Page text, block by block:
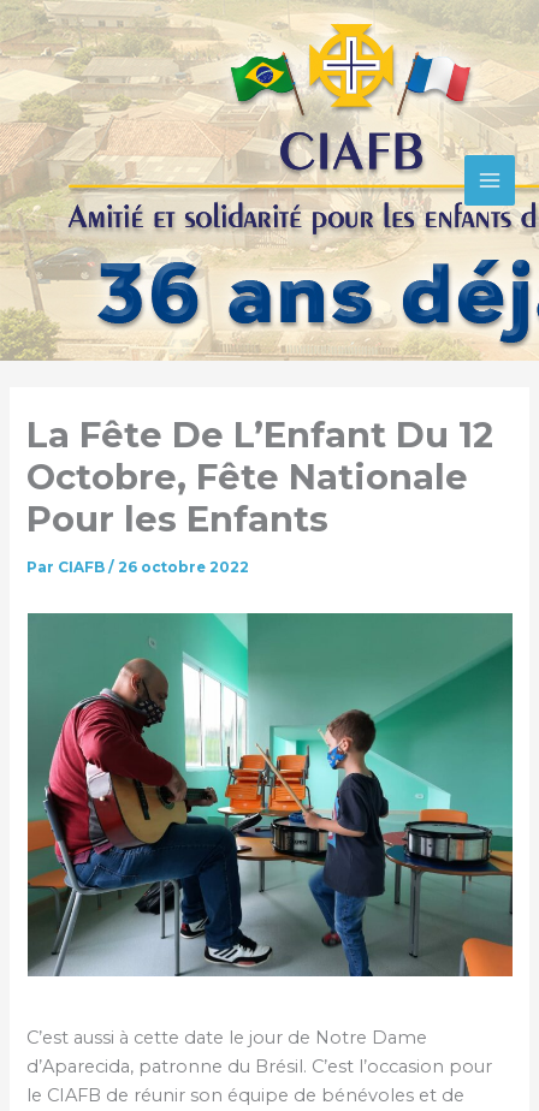
Aller
au
contenu
La Fête De L’Enfant Du 12
Octobre, Fête Nationale
Pour les Enfants
Par CIAFB/26 octobre 2022
C’est aussi à cette date le jour de Notre Dame
d’Aparecida, patronne du Brésil. C’est l’occasion pour
le CIAFB de réunir son équipe de bénévoles et de
R
e
c
e
r
c
h
e
r